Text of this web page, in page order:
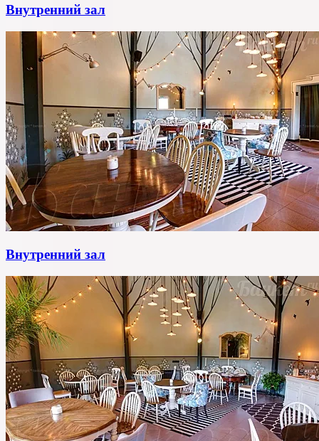
Внутренний зал
Внутренний зал